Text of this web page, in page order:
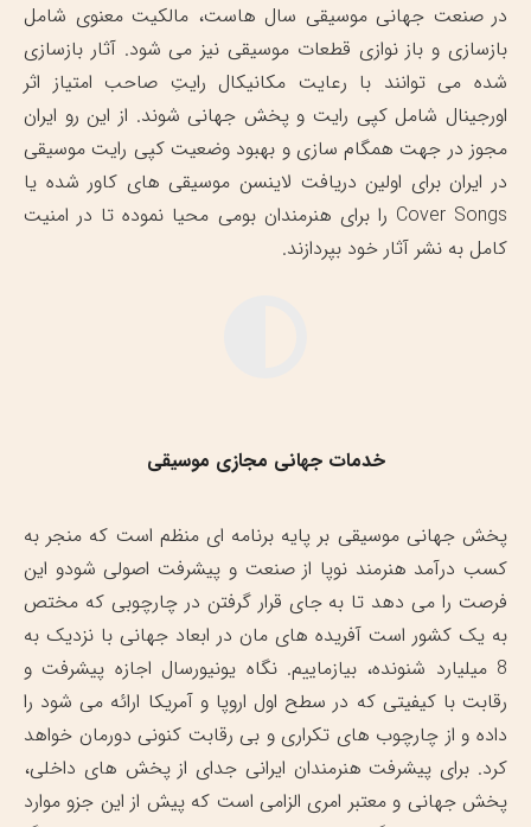
در صنعت جهانی موسیقی سال هاست، مالکیت معنوی شامل
بازسازی و باز نوازی قطعات موسیقی نیز می شود. آثار بازسازی
شده می توانند با رعایت مکانیکال رایتِ صاحب امتیاز اثر
اورجینال شامل کپی رایت و پخش جهانی شوند. از این رو ایران
مجوز در جهت همگام سازی و بهبود وضعیت کپی رایت موسیقی
در ایران برای اولین دریافت لاینسن موسیقی های کاور شده یا
Cover Songs را برای هنرمندان بومی محیا نموده تا در امنیت
کامل به نشر آثار خود بپردازند.
خدمات جهانی مجازی موسیقی
پخش جهانی موسیقی بر پایه برنامه ای منظم است که منجر به
کسب درآمد هنرمند نوپا از صنعت و پیشرفت اصولی شودو این
فرصت را می دهد تا به جای قرار گرفتن در چارچوبی که مختص
به یک کشور است آفریده های مان در ابعاد جهانی با نزدیک به
8 میلیارد شنونده، بیازماییم. نگاه یونیورسال اجازه پیشرفت و
رقابت با کیفیتی که در سطح اول اروپا و آمریکا ارائه می شود را
داده و از چارچوب های تکراری و بی رقابت کنونی دورمان خواهد
کرد. برای پیشرفت هنرمندان ایرانی جدای از پخش های داخلی،
پخش جهانی و معتبر امری الزامی است که پیش از این جزو موارد